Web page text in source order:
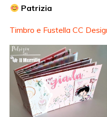
Patrizia
Timbro e Fustella CC